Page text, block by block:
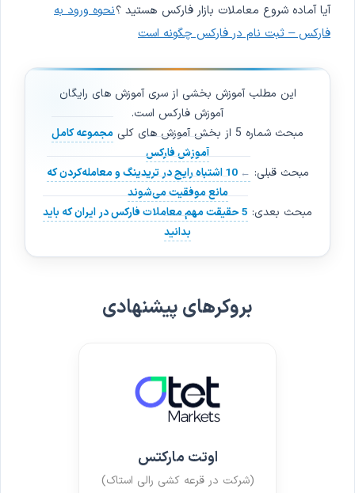
آیا آماده شروع معاملات بازار فارکس هستید ؟نحوه ورود به
فارکس – ثبت نام در فارکس چگونه است
این مطلب آموزش بخشی از سری آموزش های رایگان
آموزش فارکس است.
مبحث شماره 5 از بخش آموزش های کلی
مجموعه کامل
آموزش فارکس
مبحث قبلی:
10 اشتباه رایج در ترید‌ینگ و معامله‌کردن که
مانع موفقیت می‌شوند
مبحث بعدی:
5 حقیقت مهم معاملات فارکس در ایران که باید
بدانید
بروکرهای پیشنهادی
اوتت مارکتس
(شرکت در قرعه کشی رالی استاک)